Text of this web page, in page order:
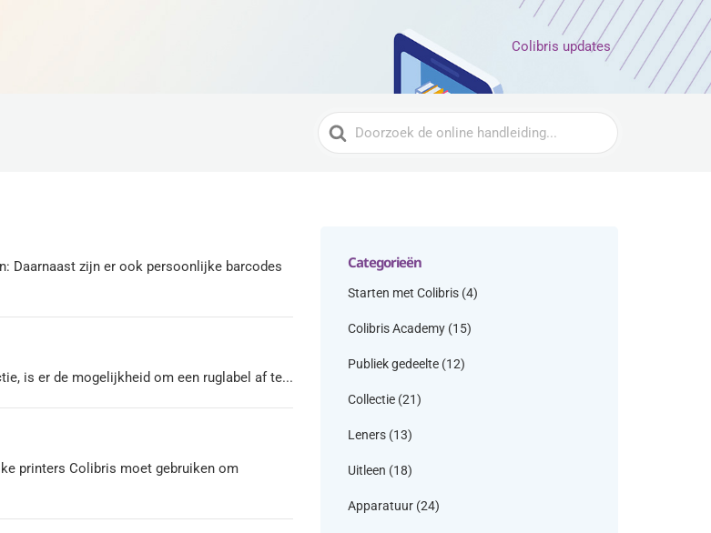
Colibris updates
Zoeken
naar
Daarnaast zijn er ook persoonlijke barcodes
is er de mogelijkheid om een ruglabel af te...
printers Colibris moet gebruiken om
Categorieën
Starten met Colibris (4)
Colibris Academy (15)
Publiek gedeelte (12)
Collectie (21)
Leners (13)
Uitleen (18)
Apparatuur (24)